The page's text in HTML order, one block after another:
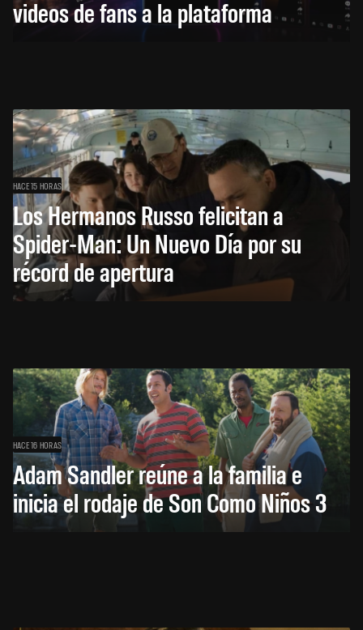
videos de fans a la plataforma
HACE 15 HORAS
Los Hermanos Russo felicitan a
Spider-Man: Un Nuevo Día por su
récord de apertura
HACE 16 HORAS
Adam Sandler reúne a la familia e
inicia el rodaje de Son Como Niños 3